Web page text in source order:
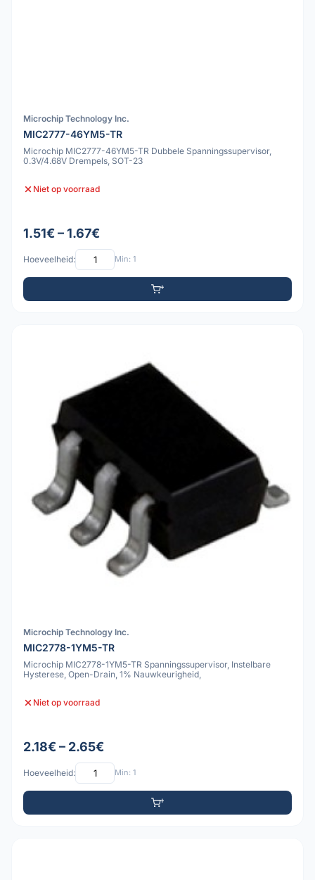
Microchip Technology Inc.
MIC2777-46YM5-TR
Microchip MIC2777-46YM5-TR Dubbele Spanningssupervisor,
0.3V/4.68V Drempels, SOT-23
Niet op voorraad
1.51€ – 1.67€
Hoeveelheid: Min: 1
Microchip Technology Inc.
MIC2778-1YM5-TR
Microchip MIC2778-1YM5-TR Spanningssupervisor, Instelbare
Hysterese, Open-Drain, 1% Nauwkeurigheid,
Niet op voorraad
2.18€ – 2.65€
Hoeveelheid: Min: 1